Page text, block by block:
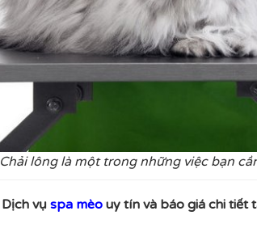
Chải lông là một trong những việc bạn
Dịch vụ spa mèo uy tín và báo giá chi tiết